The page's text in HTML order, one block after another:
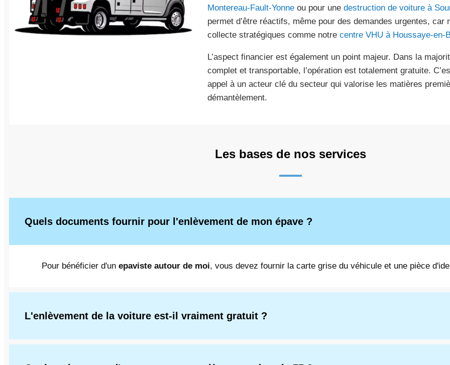
Montereau-Fault-Yonneou pour une destruction de voiture à
permet d’être réactifs, même pour des demandes urgentes, car
collecte stratégiques comme notre centre VHU à Houssaye-en-
L’aspect financier est également un point majeur. Dans la
complet et transportable, l’opération est totalement gratuite.
appel à un acteur clé du secteur qui valorise les matières
démantèlement.
Les bases de nos services
Quels documents fournir pour l'enlèvement de mon épave ?
Pour bénéficier d'un epaviste autour de moi, vous devez fournir la carte grise du véhicule et une pièce
L'enlèvement de la voiture est-il vraiment gratuit ?